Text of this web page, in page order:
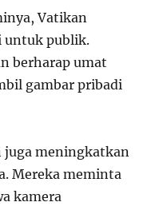
Vatikan
untuk publik.
berharap umat
gambar pribadi
juga meningkatkan
Mereka meminta
kamera